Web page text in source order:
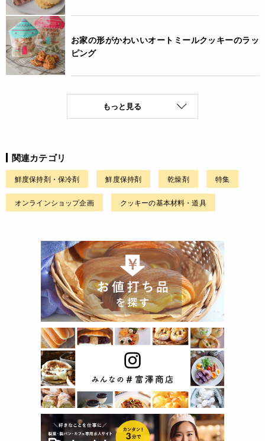
お家の形がかわいいオートミールクッキーのラッ
ピング
もっと見る
関連カテゴリ
鮮度保持剤・保冷剤 鮮度保持剤 乾燥剤 特集
オンラインショップ企画 クッキーの基本材料・道具